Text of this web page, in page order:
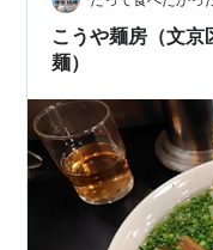
こうや麺房（文
麺）